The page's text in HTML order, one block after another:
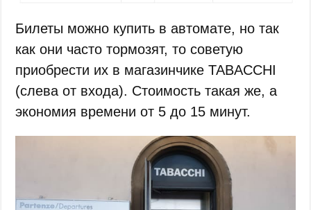
Билеты можно купить в автомате, но так
как они часто тормозят, то советую
приобрести их в магазинчике TABACCHI
(слева от входа). Стоимость такая же, а
экономия времени от 5 до 15 минут.